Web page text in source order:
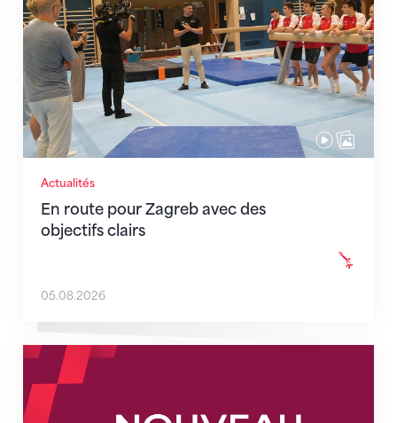
Actualités
En route pour Zagreb avec des
objectifs clairs
05.08.2026
Nouveaux horaires du secrétariat dès le 1er août